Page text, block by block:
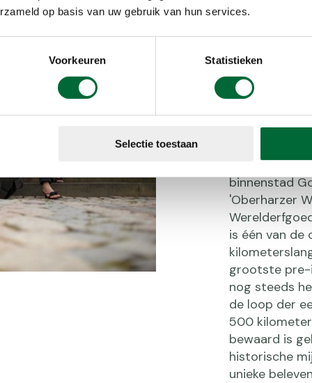
op basis van uw gebruik van hun services.
Voorkeuren Statistieken
Selectie toestaan
De
binnenstad
'Oberharzer
is één van de
grootste pre-
nog steeds
de loop der
500
bewaard is
historische
unieke